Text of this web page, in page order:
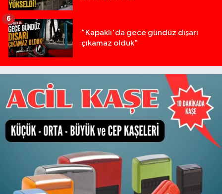
"Kapaklı'da gece gündüz dışarı
çıkamaz olduk"
6